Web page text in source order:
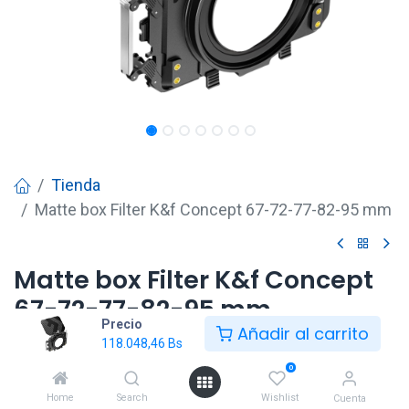
Precio
118.048,46 Bs Añadir al carrito
Home Search
0
Wishlist Cuenta
Tienda
Matte box Filter K&f Concept 67-72-77-82-95 mm
Matte box Filter K&f Concept
67-72-77-82-95 mm
118.048,46Bs